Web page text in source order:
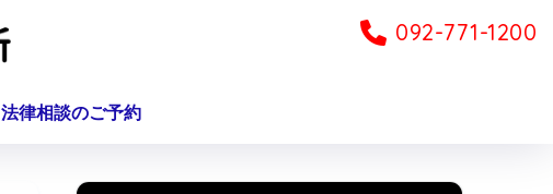
法律相談のご予約
092-771-1200